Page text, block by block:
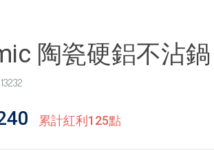
陶瓷硬鋁不沾
累計紅利125點